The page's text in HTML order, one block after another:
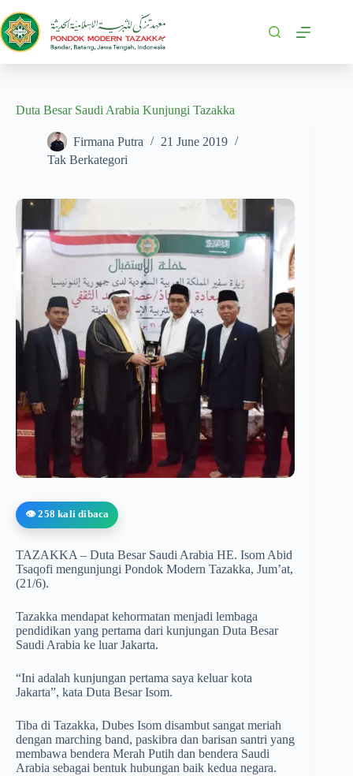
Duta Besar Saudi Arabia Kunjungi Tazakka
Firmana Putra
21 June 2019
Tak Berkategori
👁️ 258 kali dibaca
TAZAKKA – Duta Besar Saudi Arabia HE. Isom Abid
Tsaqofi mengunjungi Pondok Modern Tazakka, Jum’at,
(21/6).
Tazakka mendapat kehormatan menjadi lembaga
pendidikan yang pertama dari kunjungan Duta Besar
Saudi Arabia ke luar Jakarta.
“Ini adalah kunjungan pertama saya keluar kota
Jakarta”, kata Duta Besar Isom.
Tiba di Tazakka, Dubes Isom disambut sangat meriah
dengan marching band, paskibra dan barisan santri yang
membawa bendera Merah Putih dan bendera Saudi
Arabia sebagai bentuk hubungan baik kedua negara.